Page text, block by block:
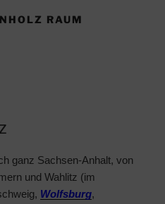
RAUM
ganz Sachsen-Anhalt, von
und Wahlitz (im
Wolfsburg,